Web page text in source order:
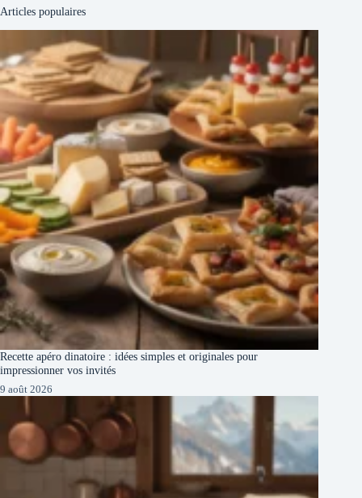
Articles populaires
Recette apéro dinatoire : idées simples et originales pour
impressionner vos invités
9 août 2026